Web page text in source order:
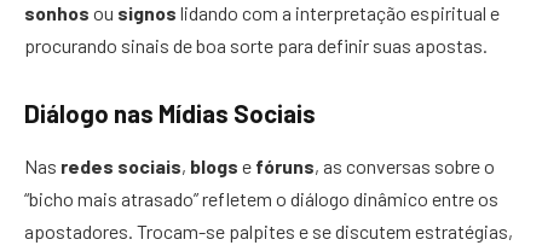
sonhos ou signos lidando com a interpretação espiritual e
procurando sinais de boa sorte para definir suas apostas.
Diálogo nas Mídias Sociais
Nas redes sociais, blogs e fóruns, as conversas sobre o
“bicho mais atrasado” refletem o diálogo dinâmico entre os
apostadores. Trocam-se palpites e se discutem estratégias,